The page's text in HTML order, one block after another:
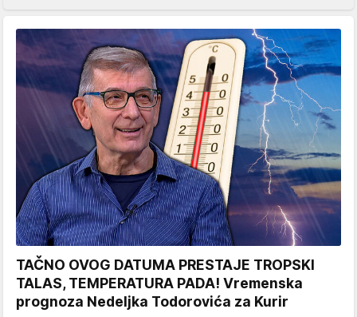
TAČNO OVOG DATUMA PRESTAJE TROPSKI
TALAS, TEMPERATURA PADA! Vremenska
prognoza Nedeljka Todorovića za Kurir